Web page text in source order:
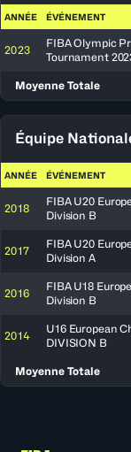
ANNÉE ÉVÉNEMENT
2023
FIBA Olympic
Tournament
Moyenne Totale
Équipe
ANNÉE ÉVÉNEMENT
2018
FIBA U20
Division B
2017
FIBA U20
Division A
2016
FIBA U18
Division B
2014
U16 European
DIVISION B
Moyenne Totale